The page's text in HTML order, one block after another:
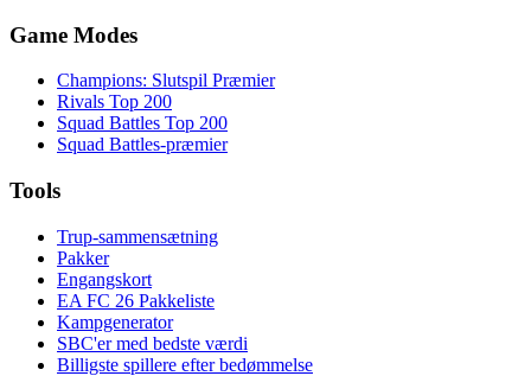
Game Modes
Champions: Slutspil Præmier
Rivals Top 200
Squad Battles Top 200
Squad Battles-præmier
Tools
Trup-sammensætning
Pakker
Engangskort
EA FC 26 Pakkeliste
Kampgenerator
SBC'er med bedste værdi
Billigste spillere efter bedømmelse